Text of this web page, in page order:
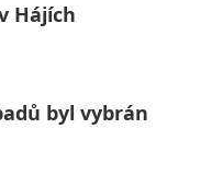
Hájích
byl vybrán